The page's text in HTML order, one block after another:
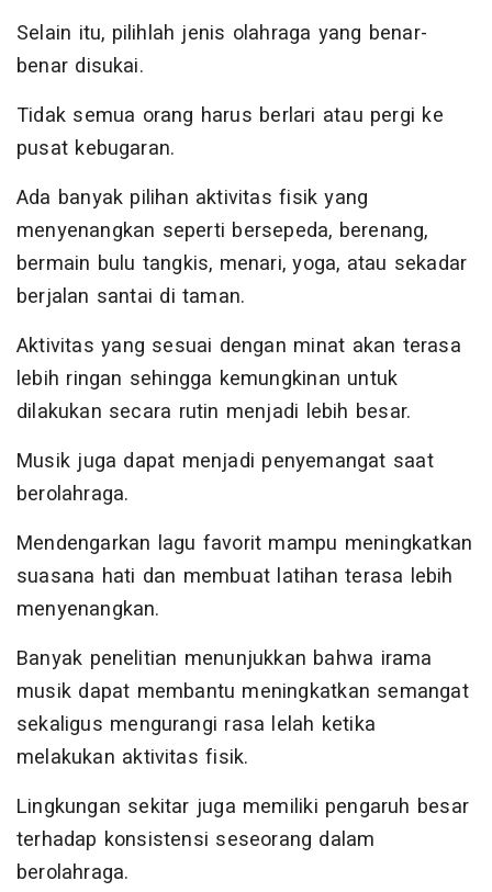
Selain itu, pilihlah jenis olahraga yang benar-
benar disukai.
Tidak semua orang harus berlari atau pergi ke
pusat kebugaran.
Ada banyak pilihan aktivitas fisik yang
menyenangkan seperti bersepeda, berenang,
bermain bulu tangkis, menari, yoga, atau sekadar
berjalan santai di taman.
Aktivitas yang sesuai dengan minat akan terasa
lebih ringan sehingga kemungkinan untuk
dilakukan secara rutin menjadi lebih besar.
Musik juga dapat menjadi penyemangat saat
berolahraga.
Mendengarkan lagu favorit mampu meningkatkan
suasana hati dan membuat latihan terasa lebih
menyenangkan.
Banyak penelitian menunjukkan bahwa irama
musik dapat membantu meningkatkan semangat
sekaligus mengurangi rasa lelah ketika
melakukan aktivitas fisik.
Lingkungan sekitar juga memiliki pengaruh besar
terhadap konsistensi seseorang dalam
berolahraga.